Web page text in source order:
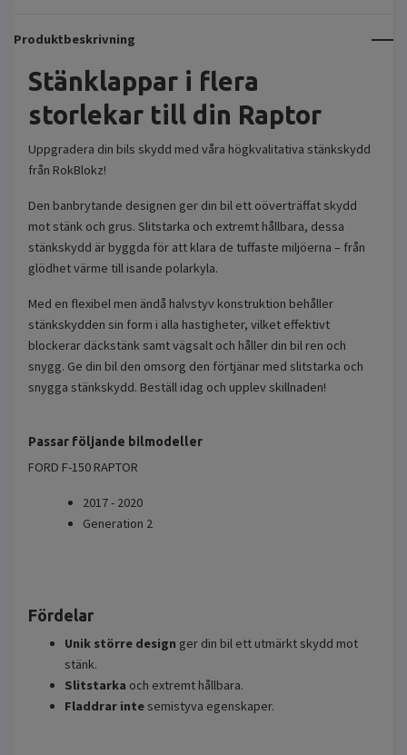
Produktbeskrivning
Stänklappar i flera
storlekar till din Raptor
Uppgradera din bils skydd med våra högkvalitativa stänkskydd
från RokBlokz!
Den banbrytande designen ger din bil ett oöverträffat skydd
mot stänk och grus. Slitstarka och extremt hållbara, dessa
stänkskydd är byggda för att klara de tuffaste miljöerna – från
glödhet värme till isande polarkyla.
Med en flexibel men ändå halvstyv konstruktion behåller
stänkskydden sin form i alla hastigheter, vilket effektivt
blockerar däckstänk samt vägsalt och håller din bil ren och
snygg. Ge din bil den omsorg den förtjänar med slitstarka och
snygga stänkskydd. Beställ idag och upplev skillnaden!
Passar följande bilmodeller
FORD F-150 RAPTOR
2017 - 2020
Generation 2
Fördelar
Unik större design ger din bil ett utmärkt skydd mot
stänk.
Slitstarka och extremt hållbara.
Fladdrar inte semistyva egenskaper.